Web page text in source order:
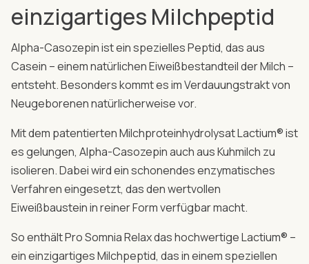
einzigartiges Milchpeptid
Alpha-Casozepin ist ein spezielles Peptid, das aus
Casein – einem natürlichen Eiweißbestandteil der Milch –
entsteht. Besonders kommt es im Verdauungstrakt von
Neugeborenen natürlicherweise vor.
Mit dem patentierten Milchproteinhydrolysat Lactium® ist
es gelungen, Alpha-Casozepin auch aus Kuhmilch zu
isolieren. Dabei wird ein schonendes enzymatisches
Verfahren eingesetzt, das den wertvollen
Eiweißbaustein in reiner Form verfügbar macht.
So enthält Pro Somnia Relax das hochwertige Lactium® –
ein einzigartiges Milchpeptid, das in einem speziellen